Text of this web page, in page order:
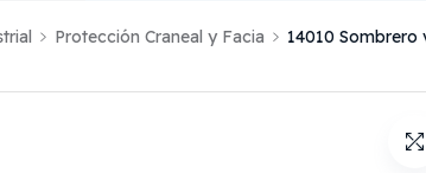
Protección Craneal y Facia 14010